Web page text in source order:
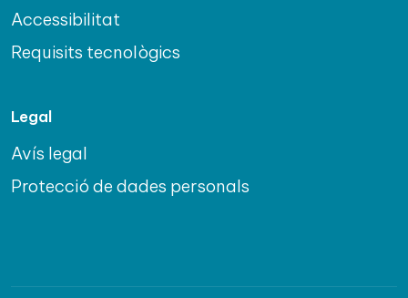
Accessibilitat
Requisits tecnològics
Legal
Avís legal
Protecció de dades personals